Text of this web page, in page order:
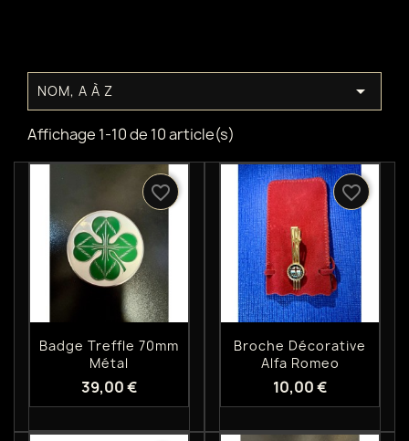
NOM, A À Z 
Affichage 1-10 de 10 article(s)
Aperçu rapide
Badge Treffle 70mm
Métal
39,00 €
favorite_border
Aperçu rapide
Broche Décorative
Alfa Romeo
10,00 €
favorite_border